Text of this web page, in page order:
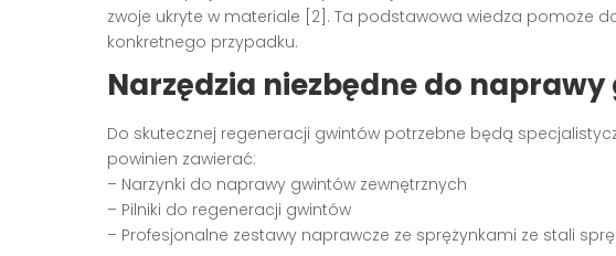
zwoje ukryte w materiale [2]. Ta podstawowa wiedza pomoże
konkretnego przypadku.
Narzędzia niezbędne do
Do skutecznej regeneracji gwintów potrzebne będą
powinien zawierać:
– Narzynki do naprawy gwintów zewnętrznych
– Pilniki do regeneracji gwintów
– Profesjonalne zestawy naprawcze ze sprężynkami ze stali